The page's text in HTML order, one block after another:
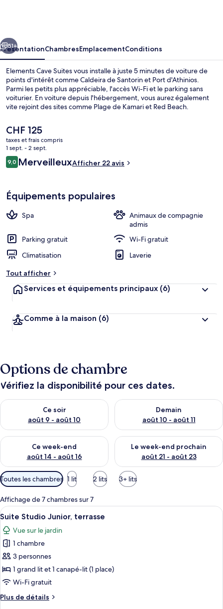
Suivant
51+
PrésentationChambresEmplacementConditions
Elements Cave Suites vous installe à juste 5 minutes de voiture de
points d'intérêt comme Caldeira de Santorin et Port d'Athinios.
Parmi les petits plus appréciable, l'accès Wi-Fi et le parking sans
voiturier. En voiture depuis l'hébergement, vous aurez également
vite rejoint des sites comme Plage de Kamari et Red Beach.
Le
prix
actuel
est
de
CHF 125
taxes et frais compris
1 sept. - 2 sept.
Avis
voyageurs
9,09,0 sur 10
MerveilleuxAfficher 22 avis
Équipements populaires
Spa
Animaux de compagnie
admis
Parking gratuit
Wi-Fi gratuit
Climatisation
Laverie
Tout afficher
Services et équipements principaux (6)
Comme à la maison (6)
Options de chambre
Vérifiez la disponibilité pour ces dates.
Ce soir
août 9 - août 10
Vérifier la disponibilité pour ce soir août 9 - août 10
Demain
août 10 - août 11
Vérifier la disponibilité pour
Ce week-end
août 14 - août 16
Vérifier la disponibilité pour ce week-end août 14 - août 16
Le week-end prochain
août 21 - août 23
Vérifier la disponibilité pour
Filtres
disponibles
pour
les
chambres
Toutes les chambres 1 lit 2 lits 3+ lits
Affichage de 7 chambres sur 7
Afficher
toutes
les
photos
pour
ce
type
chambre :
Une chambre d’hôtel moderne au
9
Suite Studio Junior, terrasse
Vue sur le jardin
1 chambre
3 personnes
1 grand lit et 1 canapé-lit (1 place)
Wi-Fi gratuit
Plus de détails
Plus